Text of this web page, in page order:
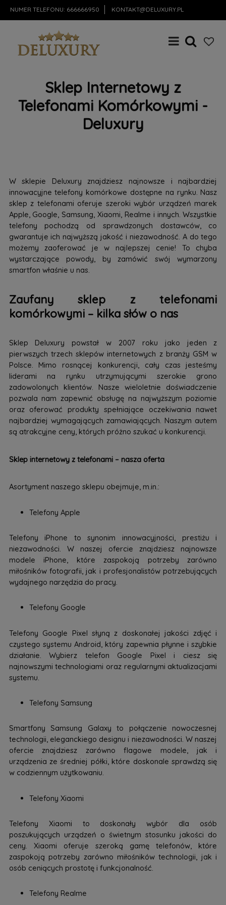
NUMER TELEFONU: 666666950 KONTAKT@DELUXURY.PL
Sklep Internetowy z
Telefonami Komórkowymi -
Deluxury
W sklepie Deluxury znajdziesz najnowsze i najbardziej
innowacyjne telefony komórkowe dostępne na rynku. Nasz
sklep z telefonami oferuje szeroki wybór urządzeń marek
Apple, Google, Samsung, Xiaomi, Realme i innych. Wszystkie
telefony pochodzą od sprawdzonych dostawców, co
gwarantuje ich najwyższą jakość i niezawodność. A do tego
możemy zaoferować je w najlepszej cenie! To chyba
wystarczające powody, by zamówić swój wymarzony
smartfon właśnie u nas.
Zaufany sklep z telefonami
komórkowymi – kilka słów o nas
Sklep Deluxury powstał w 2007 roku jako jeden z
pierwszych trzech sklepów internetowych z branży GSM w
Polsce. Mimo rosnącej konkurencji, cały czas jesteśmy
liderami na rynku utrzymującymi szerokie grono
zadowolonych klientów. Nasze wieloletnie doświadczenie
pozwala nam zapewnić obsługę na najwyższym poziomie
oraz oferować produkty spełniające oczekiwania nawet
najbardziej wymagających zamawiających. Naszym autem
są atrakcyjne ceny, których próżno szukać u konkurencji.
Sklep internetowy z telefonami – nasza oferta
Asortyment naszego sklepu obejmuje, m.in.:
Telefony Apple
Telefony iPhone to synonim innowacyjności, prestiżu i
niezawodności. W naszej ofercie znajdziesz najnowsze
modele iPhone, które zaspokoją potrzeby zarówno
miłośników fotografii, jak i profesjonalistów potrzebujących
wydajnego narzędzia do pracy.
Telefony Google
Telefony Google Pixel słyną z doskonałej jakości zdjęć i
czystego systemu Android, który zapewnia płynne i szybkie
działanie. Wybierz telefon Google Pixel i ciesz się
najnowszymi technologiami oraz regularnymi aktualizacjami
systemu.
Telefony Samsung
Smartfony Samsung Galaxy to połączenie nowoczesnej
technologii, eleganckiego designu i niezawodności. W naszej
ofercie znajdziesz zarówno flagowe modele, jak i
urządzenia ze średniej półki, które doskonale sprawdzą się
w codziennym użytkowaniu.
Telefony Xiaomi
Telefony Xiaomi to doskonały wybór dla osób
poszukujących urządzeń o świetnym stosunku jakości do
ceny. Xiaomi oferuje szeroką gamę telefonów, które
zaspokoją potrzeby zarówno miłośników technologii, jak i
osób ceniących prostotę i funkcjonalność.
Telefony Realme